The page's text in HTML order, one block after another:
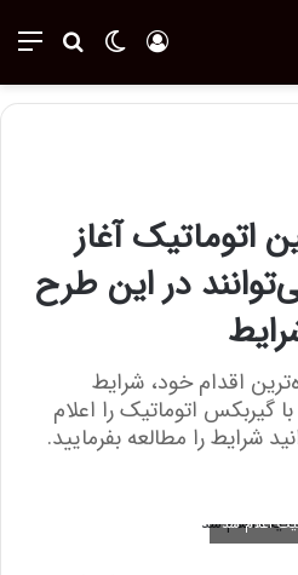
تغییر پوسته ورود
آغاز
در این طرح
اقدام خود، شرایط
اتوماتیک را اعلام
شرایط را مطالعه بفرمایید.
اعلام شد